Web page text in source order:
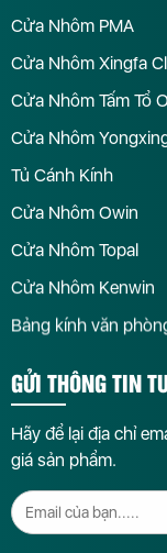
Cửa Nhôm PMA
Cửa Nhôm Xingfa
Cửa Nhôm Tấm Tổ
Cửa Nhôm
Tủ Cánh Kính
Cửa Nhôm Owin
Cửa Nhôm Topal
Cửa Nhôm Kenwin
Bảng kính văn
GỬI THÔNG TIN
Hãy để lại địa chỉ
giá sản phẩm.